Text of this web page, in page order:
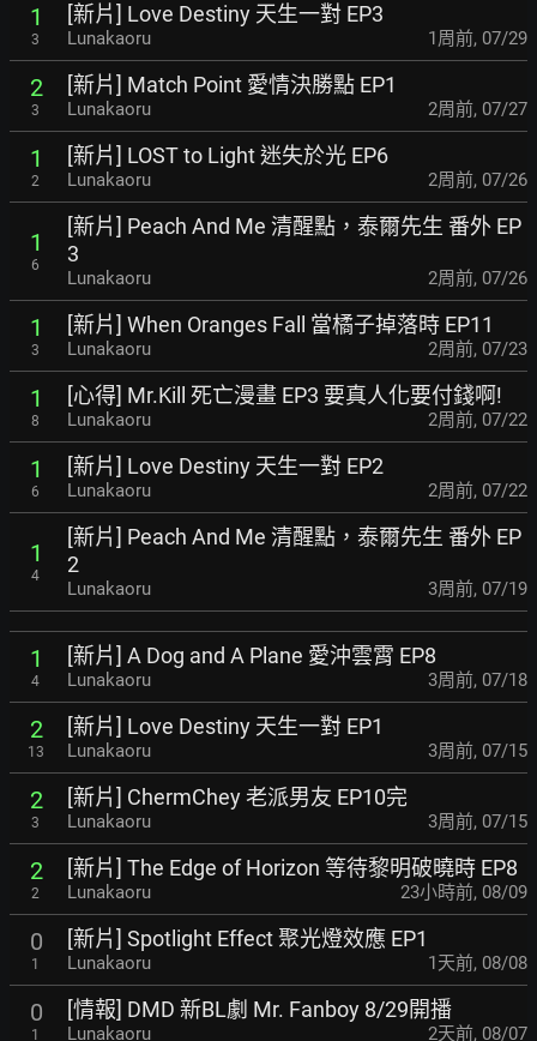
1
3
[新片] Love Destiny 天生一對 EP3
Lunakaoru 1周前, 07/29
2
3
[新片] Match Point 愛情決勝點 EP1
Lunakaoru 2周前, 07/27
1
2
[新片] LOST to Light 迷失於光 EP6
Lunakaoru 2周前, 07/26
1
6
[新片] Peach And Me 清醒點，泰爾先生 番外 EP
3
Lunakaoru 2周前, 07/26
1
3
[新片] When Oranges Fall 當橘子掉落時 EP11
Lunakaoru 2周前, 07/23
1
8
[心得] Mr.Kill 死亡漫畫 EP3 要真人化要付錢啊!
Lunakaoru 2周前, 07/22
1
6
[新片] Love Destiny 天生一對 EP2
Lunakaoru 2周前, 07/22
1
4
[新片] Peach And Me 清醒點，泰爾先生 番外 EP
2
Lunakaoru 3周前, 07/19
1
4
[新片] A Dog and A Plane 愛沖雲霄 EP8
Lunakaoru 3周前, 07/18
2
13
[新片] Love Destiny 天生一對 EP1
Lunakaoru 3周前, 07/15
2
3
[新片] ChermChey 老派男友 EP10完
Lunakaoru 3周前, 07/15
2
2
[新片] The Edge of Horizon 等待黎明破曉時 EP8
Lunakaoru 23小時前, 08/09
0
1
[新片] Spotlight Effect 聚光燈效應 EP1
Lunakaoru 1天前, 08/08
0
1
[情報] DMD 新BL劇 Mr. Fanboy 8/29開播
Lunakaoru 2天前, 08/07